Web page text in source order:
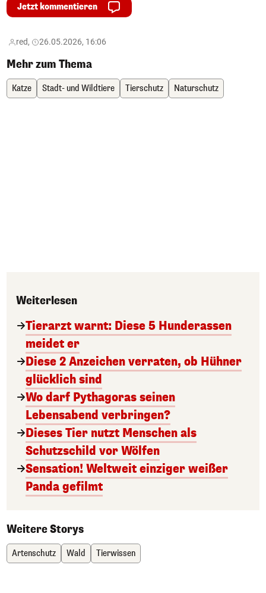
Jetzt kommentieren
red, 26.05.2026, 16:06
Mehr zum Thema
Katze Stadt- und Wildtiere Tierschutz Naturschutz
Weiterlesen
Tierarzt warnt: Diese 5 Hunderassen
meidet er
Diese 2 Anzeichen verraten, ob Hühner
glücklich sind
Wo darf Pythagoras seinen
Lebensabend verbringen?
Dieses Tier nutzt Menschen als
Schutzschild vor Wölfen
Sensation! Weltweit einziger weißer
Panda gefilmt
Weitere Storys
Artenschutz Wald Tierwissen